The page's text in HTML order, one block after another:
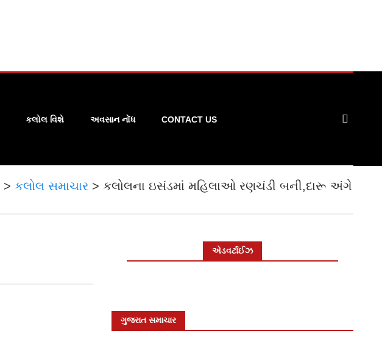
કલોલ વિશે અવસાન નોંધ CONTACT US
> કલોલ સમાચાર > કલોલના ઇસંડમાં મહિલાઓ રણચંડી બની,દારૂ અંગે
એડવર્ટાઈઝ
ગુજરાત સમાચાર